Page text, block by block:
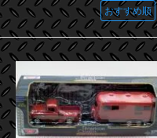
おすすめ順